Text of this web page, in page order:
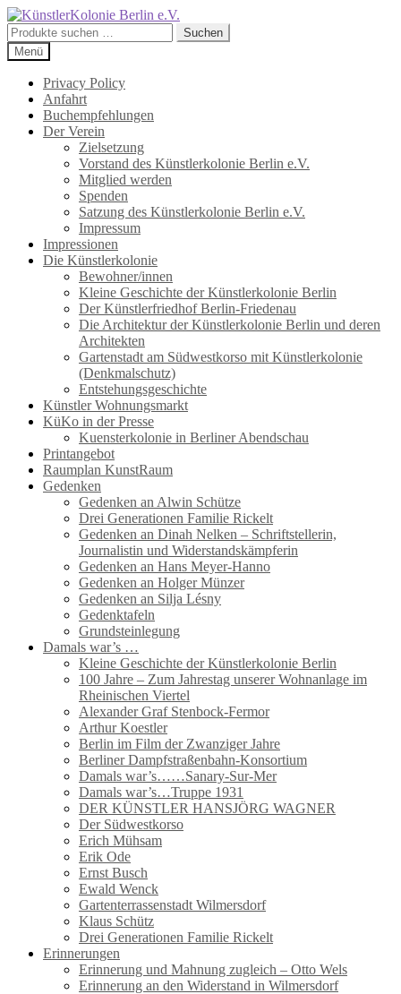
Zur
Navigation
springen
Zum
Inhalt
springen
Suchen
nach:
Suchen
Menü
Privacy Policy
Anfahrt
Buchempfehlungen
Der Verein
Zielsetzung
Vorstand des Künstlerkolonie Berlin e.V.
Mitglied werden
Spenden
Satzung des Künstlerkolonie Berlin e.V.
Impressum
Impressionen
Die Künstlerkolonie
Bewohner/innen
Kleine Geschichte der Künstlerkolonie Berlin
Der Künstlerfriedhof Berlin-Friedenau
Die Architektur der Künstlerkolonie Berlin und deren
Architekten
Gartenstadt am Südwestkorso mit Künstlerkolonie
(Denkmalschutz)
Entstehungsgeschichte
Künstler Wohnungsmarkt
KüKo in der Presse
Kuensterkolonie in Berliner Abendschau
Printangebot
Raumplan KunstRaum
Gedenken
Gedenken an Alwin Schütze
Drei Generationen Familie Rickelt
Gedenken an Dinah Nelken – Schriftstellerin,
Journalistin und Widerstandskämpferin
Gedenken an Hans Meyer-Hanno
Gedenken an Holger Münzer
Gedenken an Silja Lésny
Gedenktafeln
Grundsteinlegung
Damals war’s …
Kleine Geschichte der Künstlerkolonie Berlin
100 Jahre – Zum Jahrestag unserer Wohnanlage im
Rheinischen Viertel
Alexander Graf Stenbock-Fermor
Arthur Koestler
Berlin im Film der Zwanziger Jahre
Berliner Dampfstraßenbahn-Konsortium
Damals war’s……Sanary-Sur-Mer
Damals war’s…Truppe 1931
DER KÜNSTLER HANSJÖRG WAGNER
Der Südwestkorso
Erich Mühsam
Erik Ode
Ernst Busch
Ewald Wenck
Gartenterrassenstadt Wilmersdorf
Klaus Schütz
Drei Generationen Familie Rickelt
Erinnerungen
Erinnerung und Mahnung zugleich – Otto Wels
Erinnerung an den Widerstand in Wilmersdorf